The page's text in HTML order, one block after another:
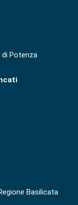
di Potenza
Basilicata